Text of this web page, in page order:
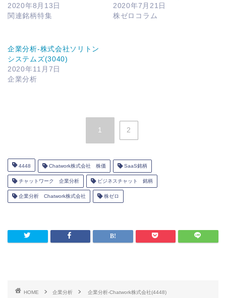
2020年8月13日
関連銘柄特集
2020年7月21日
株ゼロコラム
企業分析-株式会社ソリトン
システムズ(3040)
2020年11月7日
企業分析
1 2
4448 Chatwork株式会社 株価 SaaS銘柄
チャットワーク 企業分析 ビジネスチャット 銘柄
企業分析 Chatwork株式会社 株ゼロ
HOME 企業分析 企業分析-Chatwork株式会社(4448)